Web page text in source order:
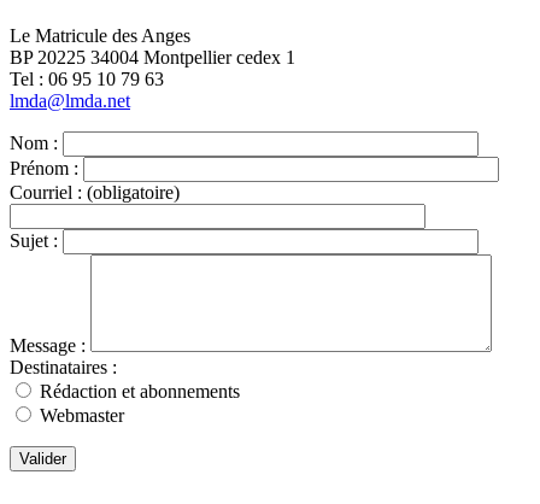
Le Matricule des Anges
BP 20225 34004 Montpellier cedex 1
Tel : ‭06 95 10 79 63
lmda@lmda.net
Nom :
Prénom :
Courriel : (obligatoire)
Sujet :
Message :
Destinataires :
Rédaction et abonnements
Webmaster
Valider